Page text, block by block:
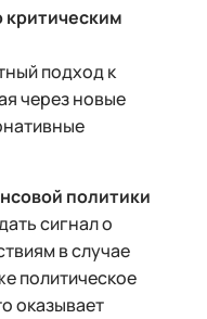
критическим
подход к
через новые
политики
сигнал о
в случае
политическое
оказывает